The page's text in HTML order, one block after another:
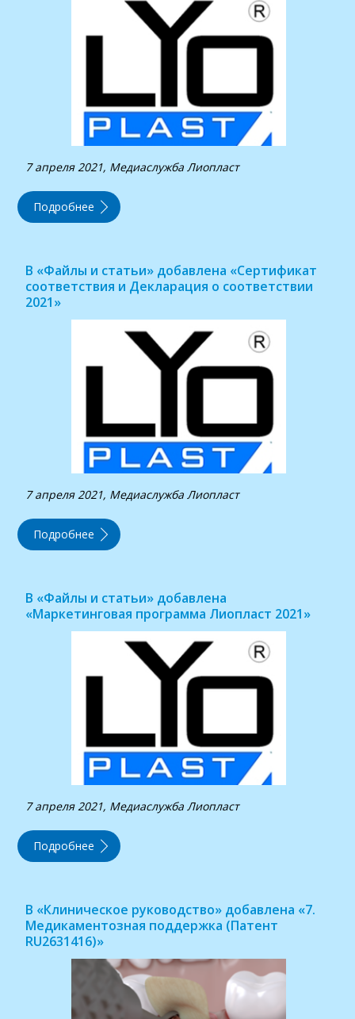
7 апреля 2021, Медиаслужба Лиопласт
Подробнее
В «Файлы и статьи» добавлена «Сертификат
соответствия и Декларация о соответствии
2021»
7 апреля 2021, Медиаслужба Лиопласт
Подробнее
В «Файлы и статьи» добавлена
«Маркетинговая программа Лиопласт 2021»
7 апреля 2021, Медиаслужба Лиопласт
Подробнее
В «Клиническое руководство» добавлена «7.
Медикаментозная поддержка (Патент
RU2631416)»